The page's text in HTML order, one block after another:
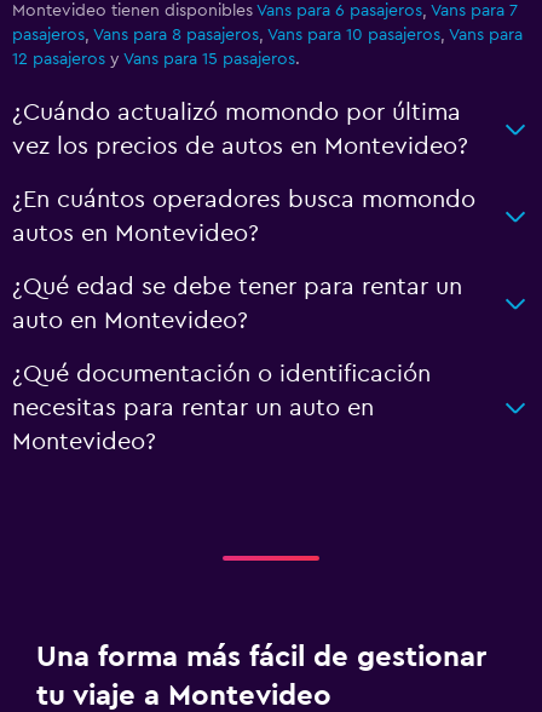
Montevideo tienen disponibles Vans para 6 pasajeros Vans para 7
pasajeros Vans para 8 pasajeros Vans para 10 pasajeros Vans para
12 pasajeros y Vans para 15 pasajeros.
¿Cuándo actualizó momondo por última
vez los precios de autos en Montevideo?
¿En cuántos operadores busca momondo
autos en Montevideo?
¿Qué edad se debe tener para rentar un
auto en Montevideo?
¿Qué documentación o identificación
necesitas para rentar un auto en
Montevideo?
Una forma más fácil de gestionar
tu viaje a Montevideo